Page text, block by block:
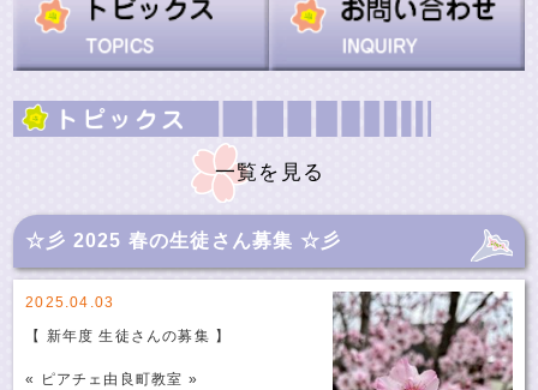
一覧を見る
☆彡 2025 春の生徒さん募集 ☆彡
2025.04.03
【 新年度 生徒さんの募集 】
« ピアチェ由良町教室 »